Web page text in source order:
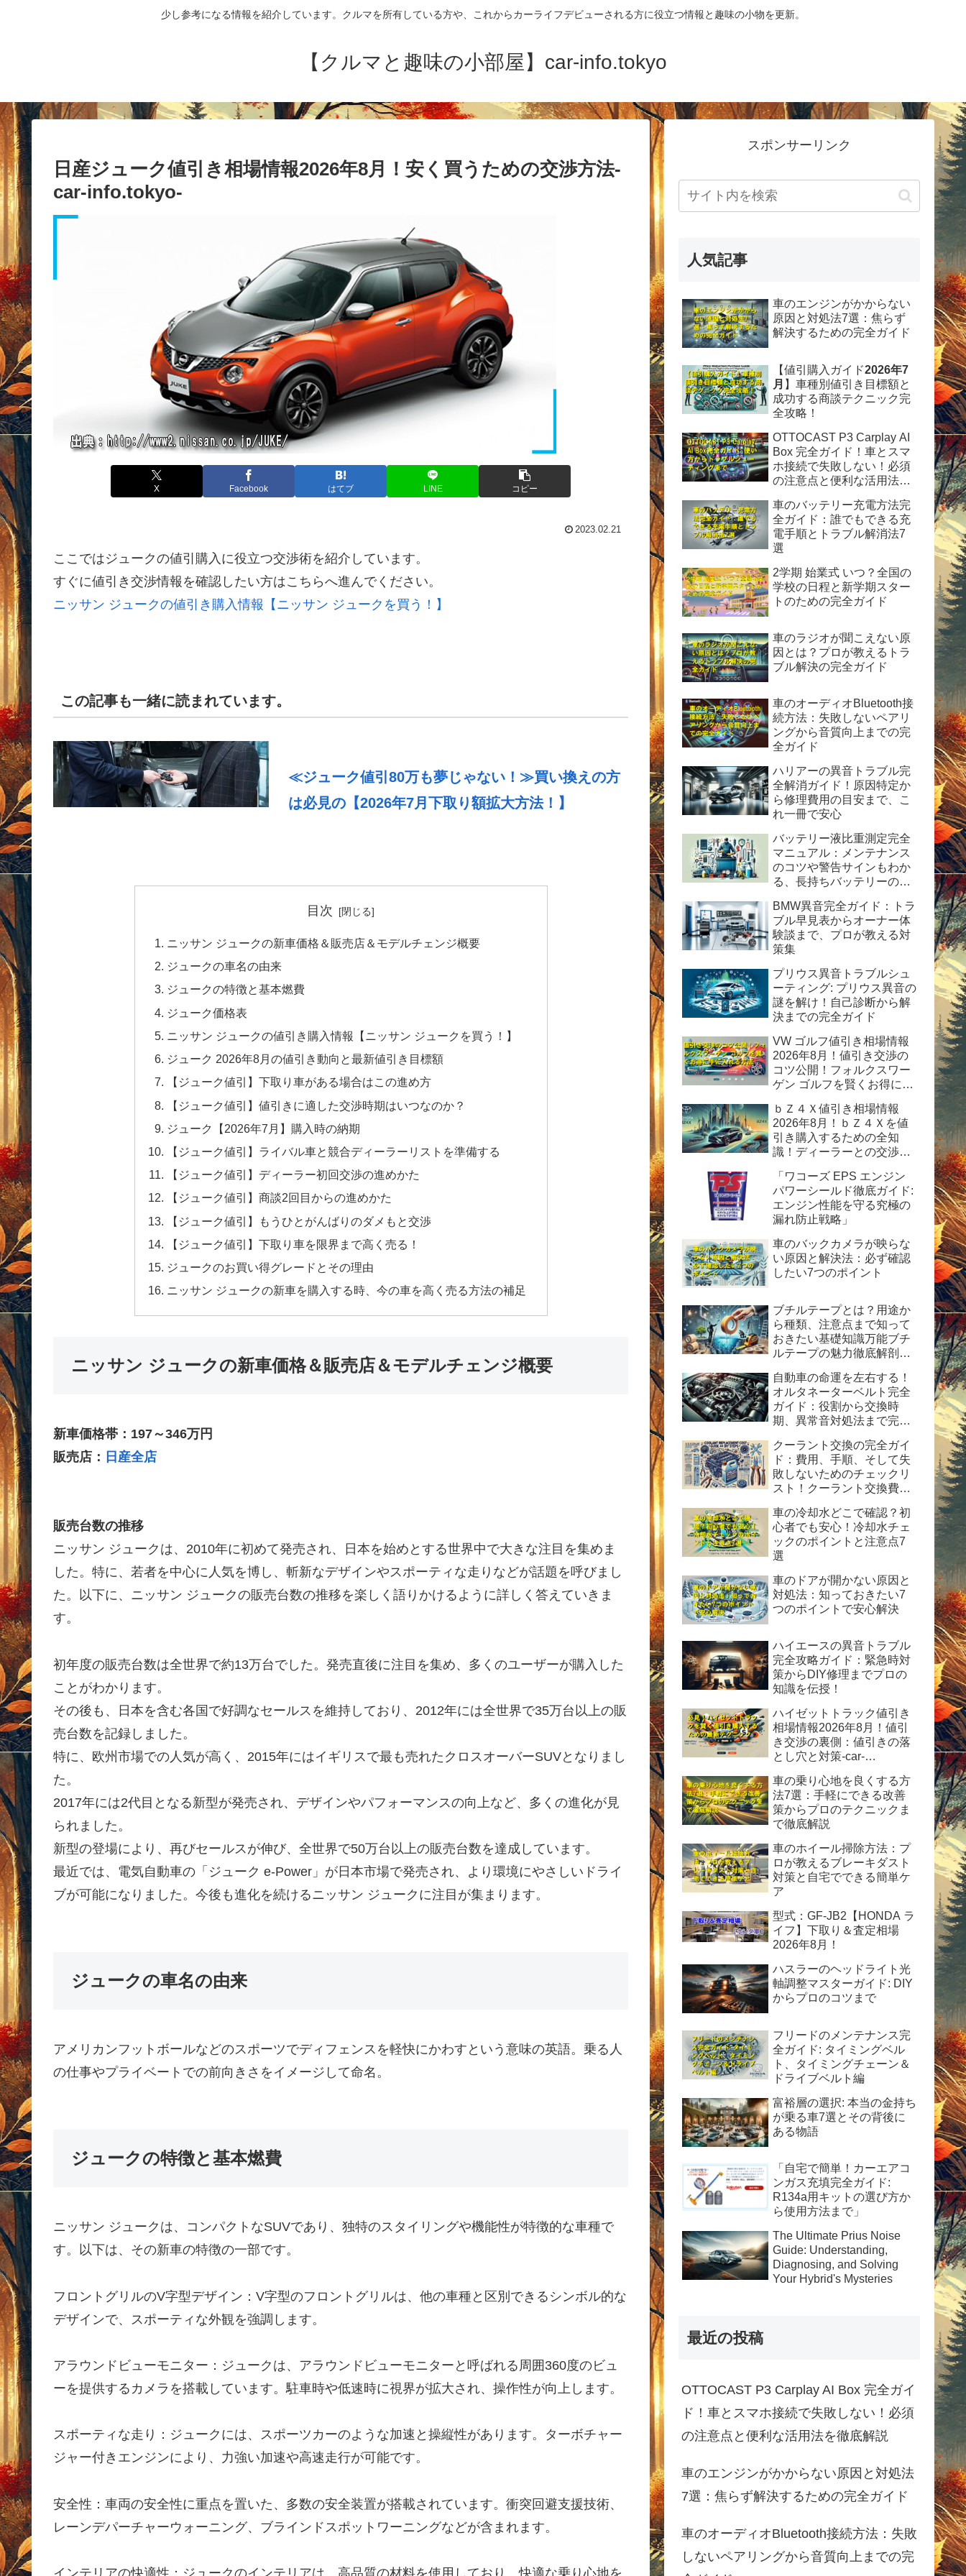
少し参考になる情報を紹介しています。クルマを所有している方や、これからカーライフデビューされる方に役立つ情報と趣味の小物を更新。
【クルマと趣味の小部屋】car-info.tokyo
日産ジューク値引き相場情報2026年8月！安く買うための交渉方法-
car-info.tokyo-
X Facebook はてブ LINE コピー
2023.02.21
ここではジュークの値引購入に役立つ交渉術を紹介しています。
すぐに値引き交渉情報を確認したい方はこちらへ進んでください。
ニッサン ジュークの値引き購入情報【ニッサン ジュークを買う！】
この記事も一緒に読まれています。
≪ジューク値引80万も夢じゃない！≫買い換えの方
は必見の【2026年7月下取り額拡大方法！】
目次
ニッサン ジュークの新車価格＆販売店＆モデルチェンジ概要
ジュークの車名の由来
ジュークの特徴と基本燃費
ジューク価格表
ニッサン ジュークの値引き購入情報【ニッサン ジュークを買う！】
ジューク 2026年8月の値引き動向と最新値引き目標額
【ジューク値引】下取り車がある場合はこの進め方
【ジューク値引】値引きに適した交渉時期はいつなのか？
ジューク【2026年7月】購入時の納期
【ジューク値引】ライバル車と競合ディーラーリストを準備する
【ジューク値引】ディーラー初回交渉の進めかた
【ジューク値引】商談2回目からの進めかた
【ジューク値引】もうひとがんばりのダメもと交渉
【ジューク値引】下取り車を限界まで高く売る！
ジュークのお買い得グレードとその理由
ニッサン ジュークの新車を購入する時、今の車を高く売る方法の補足
ニッサン ジュークの新車価格＆販売店＆モデルチェンジ概要
新車価格帯：197～346万円
販売店： 日産全店
販売台数の推移
ニッサン ジュークは、2010年に初めて発売され、日本を始めとする世界中で大きな注目を集めま
した。特に、若者を中心に人気を博し、斬新なデザインやスポーティな走りなどが話題を呼びまし
た。以下に、ニッサン ジュークの販売台数の推移を楽しく語りかけるように詳しく答えていきま
す。
初年度の販売台数は全世界で約13万台でした。発売直後に注目を集め、多くのユーザーが購入した
ことがわかります。
その後も、日本を含む各国で好調なセールスを維持しており、2012年には全世界で35万台以上の販
売台数を記録しました。
特に、欧州市場での人気が高く、2015年にはイギリスで最も売れたクロスオーバーSUVとなりまし
た。
2017年には2代目となる新型が発売され、デザインやパフォーマンスの向上など、多くの進化が見
られました。
新型の登場により、再びセールスが伸び、全世界で50万台以上の販売台数を達成しています。
最近では、電気自動車の「ジューク e-Power」が日本市場で発売され、より環境にやさしいドライ
ブが可能になりました。今後も進化を続けるニッサン ジュークに注目が集まります。
ジュークの車名の由来
アメリカンフットボールなどのスポーツでディフェンスを軽快にかわすという意味の英語。乗る人
の仕事やプライベートでの前向きさをイメージして命名。
ジュークの特徴と基本燃費
ニッサン ジュークは、コンパクトなSUVであり、独特のスタイリングや機能性が特徴的な車種で
す。以下は、その新車の特徴の一部です。
フロントグリルのV字型デザイン：V字型のフロントグリルは、他の車種と区別できるシンボル的な
デザインで、スポーティな外観を強調します。
アラウンドビューモニター：ジュークは、アラウンドビューモニターと呼ばれる周囲360度のビュ
ーを提供するカメラを搭載しています。駐車時や低速時に視界が拡大され、操作性が向上します。
スポーティな走り：ジュークには、スポーツカーのような加速と操縦性があります。ターボチャー
ジャー付きエンジンにより、力強い加速や高速走行が可能です。
安全性：車両の安全性に重点を置いた、多数の安全装置が搭載されています。衝突回避支援技術、
レーンデパーチャーウォーニング、ブラインドスポットワーニングなどが含まれます。
スポンサーリンク
人気記事
車のエンジンがかからない
原因と対処法7選：焦らず
解決するための完全ガイド
【値引購入ガイド2026年7
月 】車種別値引き目標額と
成功する商談テクニック完
全攻略！
OTTOCAST P3 Carplay AI
Box 完全ガイド！車とスマ
ホ接続で失敗しない！必須
の注意点と便利な活用法を
車のバッテリー充電方法完
全ガイド：誰でもできる充
電手順とトラブル解消法7
選
2学期 始業式 いつ？全国の
学校の日程と新学期スター
トのための完全ガイド
車のラジオが聞こえない原
因とは？プロが教えるトラ
ブル解決の完全ガイド
車のオーディオBluetooth接
続方法：失敗しないペアリ
ングから音質向上までの完
全ガイド
ハリアーの異音トラブル完
全解消ガイド！原因特定か
ら修理費用の目安まで、こ
れ一冊で安心
バッテリー液比重測定完全
マニュアル：メンテナンス
のコツや警告サインもわか
る、長持ちバッテリーの秘
BMW異音完全ガイド：トラ
ブル早見表からオーナー体
験談まで、プロが教える対
策集
プリウス異音トラブルシュ
ーティング: プリウス異音の
謎を解け！自己診断から解
決までの完全ガイド
VW ゴルフ値引き相場情報
2026年8月！値引き交渉の
コツ公開！フォルクスワー
ゲン ゴルフを賢くお得に手
ｂＺ４Ｘ値引き相場情報
2026年8月！ｂＺ４Ｘを値
引き購入するための全知
識！ディーラーとの交渉術
完全ガイド
「ワコーズ EPS エンジン
パワーシールド徹底ガイド:
エンジン性能を守る究極の
漏れ防止戦略」
車のバックカメラが映らな
い原因と解決法：必ず確認
したい7つのポイント
ブチルテープとは？用途か
ら種類、注意点まで知って
おきたい基礎知識万能ブチ
ルテープの魅力徹底解剖！
定版ガイド
自動車の命運を左右する！
オルタネーターベルト完全
ガイド：役割から交換時
期、異常音対処法まで完全
クーラント交換の完全ガイ
ド：費用、手順、そして失
敗しないためのチェックリ
スト！クーラント交換費用
の手順と方法を紹介。
車の冷却水どこで確認？初
心者でも安心！冷却水チェ
ックのポイントと注意点7
選
車のドアが開かない原因と
対処法：知っておきたい7
つのポイントで安心解決
ハイエースの異音トラブル
完全攻略ガイド：緊急時対
策からDIY修理までプロの
知識を伝授！
ハイゼットトラック値引き
相場情報2026年8月！値引
き交渉の裏側：値引きの落
とし穴と対策-car-
車の乗り心地を良くする方
法7選：手軽にできる改善
策からプロのテクニックま
で徹底解説
車のホイール掃除方法：プ
ロが教えるブレーキダスト
対策と自宅でできる簡単ケ
ア
型式：GF-JB2【HONDA ラ
イフ】下取り＆査定相場
2026年8月！
ハスラーのヘッドライト光
軸調整マスターガイド: DIY
からプロのコツまで
フリードのメンテナンス完
全ガイド: タイミングベル
ト、タイミングチェーン＆
ドライブベルト編
富裕層の選択: 本当の金持ち
が乗る車7選とその背後に
ある物語
「自宅で簡単！カーエアコ
ンガス充填完全ガイド:
R134a用キットの選び方か
ら使用方法まで」
The Ultimate Prius Noise
Guide: Understanding,
Diagnosing, and Solving
Your Hybrid's Mysteries
最近の投稿
OTTOCAST P3 Carplay AI Box 完全ガイ
ド！車とスマホ接続で失敗しない！必須
の注意点と便利な活用法を徹底解説
車のエンジンがかからない原因と対処法
7選：焦らず解決するための完全ガイド
車のオーディオBluetooth接続方法：失敗
しないペアリングから音質向上までの完